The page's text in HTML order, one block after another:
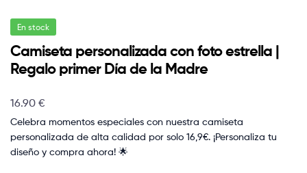
En stock
Camiseta personalizada con foto estrella |
Regalo primer Día de la Madre
16.90 €
Celebra momentos especiales con nuestra camiseta
personalizada de alta calidad por solo 16,9€. ¡Personaliza tu
diseño y compra ahora! 🌟